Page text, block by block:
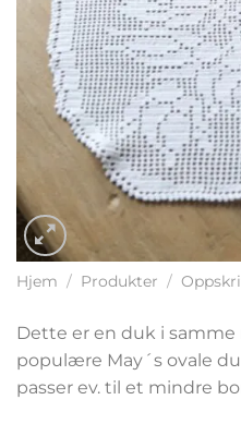
Hjem / Produkter /
Dette er en duk i
populære May´s ovale
passer ev. til et mindre